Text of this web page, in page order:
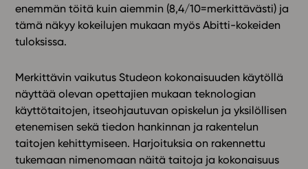
enemmän töitä kuin aiemmin (8,4/10=merkittävästi) ja
tämä näkyy kokeilujen mukaan myös Abitti-kokeiden
tuloksissa.
Merkittävin vaikutus Studeon kokonaisuuden käytöllä
näyttää olevan opettajien mukaan teknologian
käyttötaitojen, itseohjautuvan opiskelun ja yksilöllisen
etenemisen sekä tiedon hankinnan ja rakentelun
taitojen kehittymiseen. Harjoituksia on rakennettu
tukemaan nimenomaan näitä taitoja ja kokonaisuus